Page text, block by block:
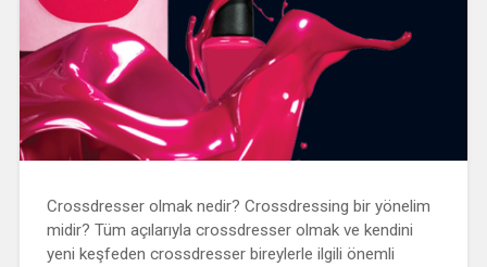
Crossdresser olmak nedir? Crossdressing bir yönelim
midir? Tüm açılarıyla crossdresser olmak ve kendini
yeni keşfeden crossdresser bireylerle ilgili önemli